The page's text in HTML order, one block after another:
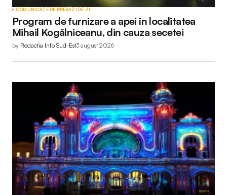
COMUNICATE DE PRESĂZI DE ZI
Program de furnizare a apei în localitatea
Mihail Kogălniceanu, din cauza secetei
by Redactia Info Sud-Est3 august 2026